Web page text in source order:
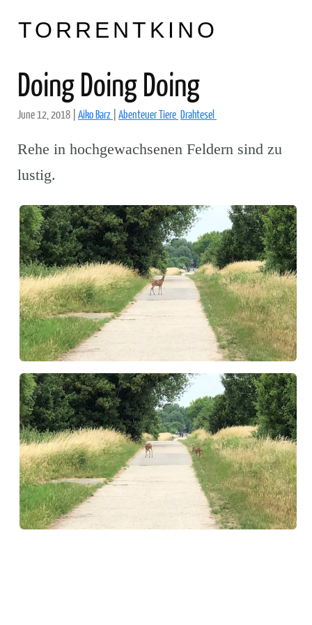
TORRENTKINO
Doing Doing Doing
June 12, 2018 Aiko Barz Abenteuer Tiere Drahtesel
Rehe in hochgewachsenen Feldern sind zu
lustig.